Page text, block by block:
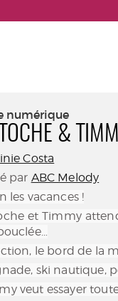
numérique
&
Costa
par ABC Melody
les vacances !
et Timmy
le bord de la
ski nautique,
veut essayer